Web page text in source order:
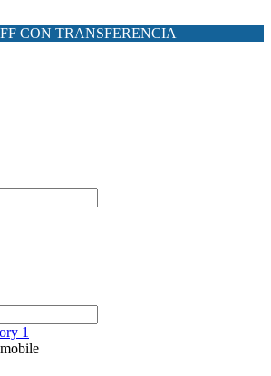
CON TRANSFERENCIA